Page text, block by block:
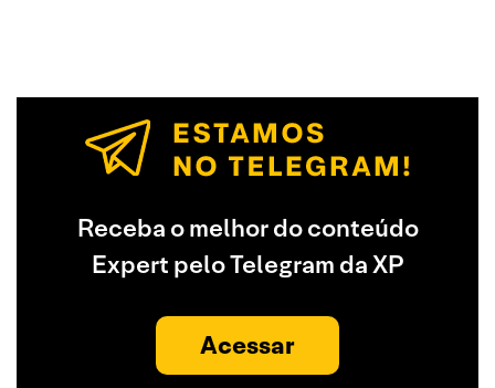
Receba o melhor do conteúdo
Expert pelo Telegram da XP
Acessar